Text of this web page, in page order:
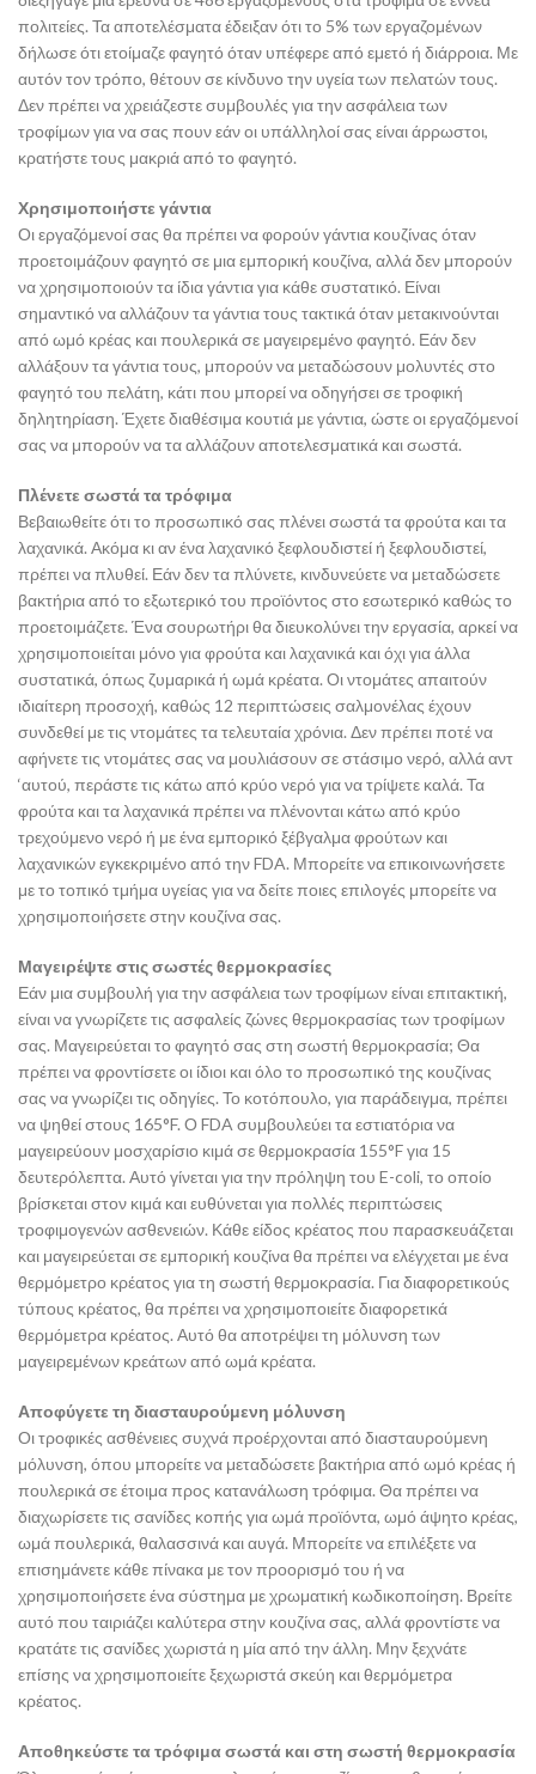
πολιτείες. Τα αποτελέσματα έδειξαν ότι το 5% των εργαζομένων
δήλωσε ότι ετοίμαζε φαγητό όταν υπέφερε από εμετό ή διάρροια. Με
αυτόν τον τρόπο, θέτουν σε κίνδυνο την υγεία των πελατών τους.
Δεν πρέπει να χρειάζεστε συμβουλές για την ασφάλεια των
τροφίμων για να σας πουν εάν οι υπάλληλοί σας είναι άρρωστοι,
κρατήστε τους μακριά από το φαγητό.
Χρησιμοποιήστε γάντια
Οι εργαζόμενοί σας θα πρέπει να φορούν γάντια κουζίνας όταν
προετοιμάζουν φαγητό σε μια εμπορική κουζίνα, αλλά δεν μπορούν
να χρησιμοποιούν τα ίδια γάντια για κάθε συστατικό. Είναι
σημαντικό να αλλάζουν τα γάντια τους τακτικά όταν μετακινούνται
από ωμό κρέας και πουλερικά σε μαγειρεμένο φαγητό. Εάν δεν
αλλάξουν τα γάντια τους, μπορούν να μεταδώσουν μολυντές στο
φαγητό του πελάτη, κάτι που μπορεί να οδηγήσει σε τροφική
δηλητηρίαση. Έχετε διαθέσιμα κουτιά με γάντια, ώστε οι εργαζόμενοί
σας να μπορούν να τα αλλάζουν αποτελεσματικά και σωστά.
Πλένετε σωστά τα τρόφιμα
Βεβαιωθείτε ότι το προσωπικό σας πλένει σωστά τα φρούτα και τα
λαχανικά. Ακόμα κι αν ένα λαχανικό ξεφλουδιστεί ή ξεφλουδιστεί,
πρέπει να πλυθεί. Εάν δεν τα πλύνετε, κινδυνεύετε να μεταδώσετε
βακτήρια από το εξωτερικό του προϊόντος στο εσωτερικό καθώς το
προετοιμάζετε. Ένα σουρωτήρι θα διευκολύνει την εργασία, αρκεί να
χρησιμοποιείται μόνο για φρούτα και λαχανικά και όχι για άλλα
συστατικά, όπως ζυμαρικά ή ωμά κρέατα. Οι ντομάτες απαιτούν
ιδιαίτερη προσοχή, καθώς 12 περιπτώσεις σαλμονέλας έχουν
συνδεθεί με τις ντομάτες τα τελευταία χρόνια. Δεν πρέπει ποτέ να
αφήνετε τις ντομάτες σας να μουλιάσουν σε στάσιμο νερό, αλλά αντ
‘αυτού, περάστε τις κάτω από κρύο νερό για να τρίψετε καλά. Τα
φρούτα και τα λαχανικά πρέπει να πλένονται κάτω από κρύο
τρεχούμενο νερό ή με ένα εμπορικό ξέβγαλμα φρούτων και
λαχανικών εγκεκριμένο από την FDA. Μπορείτε να επικοινωνήσετε
με το τοπικό τμήμα υγείας για να δείτε ποιες επιλογές μπορείτε να
χρησιμοποιήσετε στην κουζίνα σας.
Μαγειρέψτε στις σωστές θερμοκρασίες
Εάν μια συμβουλή για την ασφάλεια των τροφίμων είναι επιτακτική,
είναι να γνωρίζετε τις ασφαλείς ζώνες θερμοκρασίας των τροφίμων
σας. Μαγειρεύεται το φαγητό σας στη σωστή θερμοκρασία; Θα
πρέπει να φροντίσετε οι ίδιοι και όλο το προσωπικό της κουζίνας
σας να γνωρίζει τις οδηγίες. Το κοτόπουλο, για παράδειγμα, πρέπει
να ψηθεί στους 165°F. Ο FDA συμβουλεύει τα εστιατόρια να
μαγειρεύουν μοσχαρίσιο κιμά σε θερμοκρασία 155°F για 15
δευτερόλεπτα. Αυτό γίνεται για την πρόληψη του E-coli, το οποίο
βρίσκεται στον κιμά και ευθύνεται για πολλές περιπτώσεις
τροφιμογενών ασθενειών. Κάθε είδος κρέατος που παρασκευάζεται
και μαγειρεύεται σε εμπορική κουζίνα θα πρέπει να ελέγχεται με ένα
θερμόμετρο κρέατος για τη σωστή θερμοκρασία. Για διαφορετικούς
τύπους κρέατος, θα πρέπει να χρησιμοποιείτε διαφορετικά
θερμόμετρα κρέατος. Αυτό θα αποτρέψει τη μόλυνση των
μαγειρεμένων κρεάτων από ωμά κρέατα.
Αποφύγετε τη διασταυρούμενη μόλυνση
Οι τροφικές ασθένειες συχνά προέρχονται από διασταυρούμενη
μόλυνση, όπου μπορείτε να μεταδώσετε βακτήρια από ωμό κρέας ή
πουλερικά σε έτοιμα προς κατανάλωση τρόφιμα. Θα πρέπει να
διαχωρίσετε τις σανίδες κοπής για ωμά προϊόντα, ωμό άψητο κρέας,
ωμά πουλερικά, θαλασσινά και αυγά. Μπορείτε να επιλέξετε να
επισημάνετε κάθε πίνακα με τον προορισμό του ή να
χρησιμοποιήσετε ένα σύστημα με χρωματική κωδικοποίηση. Βρείτε
αυτό που ταιριάζει καλύτερα στην κουζίνα σας, αλλά φροντίστε να
κρατάτε τις σανίδες χωριστά η μία από την άλλη. Μην ξεχνάτε
επίσης να χρησιμοποιείτε ξεχωριστά σκεύη και θερμόμετρα
κρέατος.
Αποθηκεύστε τα τρόφιμα σωστά και στη σωστή θερμοκρασία